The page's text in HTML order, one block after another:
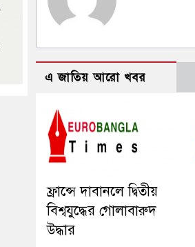
এ জাতিয় আরো খবর
ফ্রান্সে দাবানলে দ্বিতীয়
বিশ্বযুদ্ধের গোলাবারুদ
উদ্ধার